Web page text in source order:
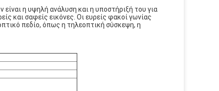
η υψηλή ανάλυση και η υποστήριξή του για
και σαφείς εικόνες. Οι ευρείς φακοί γωνίας
πεδίο, όπως η τηλεοπτική σύσκεψη, η